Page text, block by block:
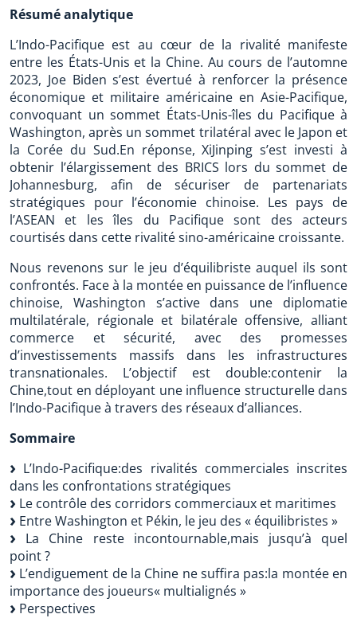
Résumé analytique
L’Indo-Pacifique est au cœur de la rivalité manifeste
entre les États-Unis et la Chine. Au cours de l’automne
2023, Joe Biden s’est évertué à renforcer la présence
économique et militaire américaine en Asie-Pacifique,
convoquant un sommet États-Unis-îles du Pacifique à
Washington, après un sommet trilatéral avec le Japon et
la Corée du Sud.En réponse, XiJinping s’est investi à
obtenir l’élargissement des BRICS lors du sommet de
Johannesburg, afin de sécuriser de partenariats
stratégiques pour l’économie chinoise. Les pays de
l’ASEAN et les îles du Pacifique sont des acteurs
courtisés dans cette rivalité sino-américaine croissante.
Nous revenons sur le jeu d’équilibriste auquel ils sont
confrontés. Face à la montée en puissance de l’influence
chinoise, Washington s’active dans une diplomatie
multilatérale, régionale et bilatérale offensive, alliant
commerce et sécurité, avec des promesses
d’investissements massifs dans les infrastructures
transnationales. L’objectif est double:contenir la
Chine,tout en déployant une influence structurelle dans
l’Indo-Pacifique à travers des réseaux d’alliances.
Sommaire
L’Indo-Pacifique:des rivalités commerciales inscrites
dans les confrontations stratégiques
Le contrôle des corridors commerciaux et maritimes
Entre Washington et Pékin, le jeu des « équilibristes »
La Chine reste incontournable,mais jusqu’à quel
point ?
L’endiguement de la Chine ne suffira pas:la montée en
importance des joueurs« multialignés »
Perspectives